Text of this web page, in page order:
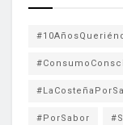
#PorSabor